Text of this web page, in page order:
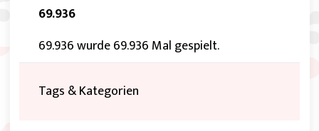
69.936
69.936 wurde 69.936 Mal gespielt.
Tags & Kategorien